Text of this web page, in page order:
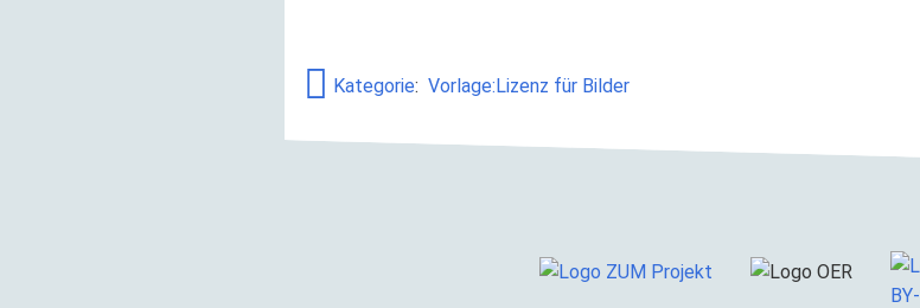
Kategorie: Vorlage:Lizenz für Bilder